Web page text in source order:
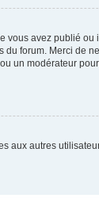
vous avez publié
forum. Merci de
un modérateur
autres